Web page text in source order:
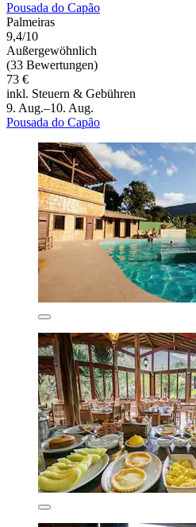
Pousada do Capão
Palmeiras
9,4/10
Außergewöhnlich
(33 Bewertungen)
73 €
inkl. Steuern & Gebühren
9. Aug.–10. Aug.
Pousada do Capão